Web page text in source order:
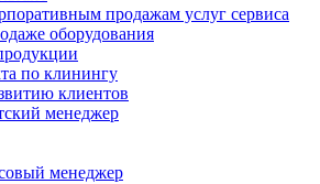
продажам услуг сервиса
оборудования
по клинингу
клиентов
менеджер
менеджер